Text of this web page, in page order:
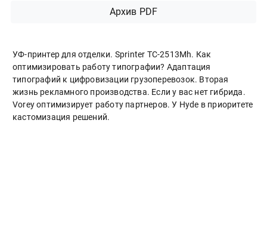
Архив PDF
УФ-принтер для отделки. Sprinter ТС-2513Mh. Как
оптимизировать работу типографии? Адаптация
типографий к цифровизации грузоперевозок. Вторая
жизнь рекламного производства. Если у вас нет гибрида.
Vorey оптимизирует работу партнеров. У Hyde в приоритете
кастомизация решений.